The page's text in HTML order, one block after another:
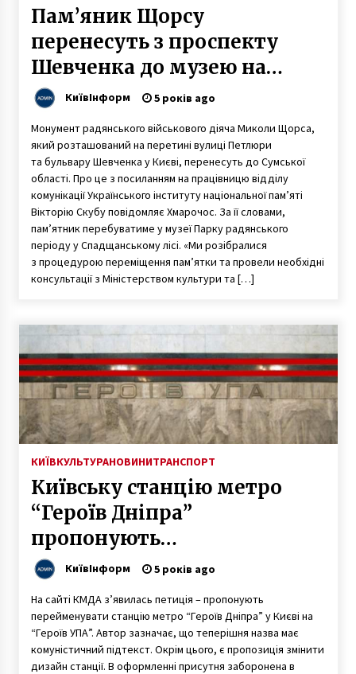
Пам’яник Щорсу
перенесуть з проспекту
Шевченка до музею на
Сумщині
КиївІнформ 5 років ago
Монумент радянського військового діяча Миколи Щорса,
який розташований на перетині вулиці Петлюри
та бульвару Шевченка у Києві, перенесуть до Сумської
області. Про це з посиланням на працівницю відділу
комунікації Українського інституту національної пам’яті
Вікторію Скубу повідомляє Хмарочос. За її словами,
пам’ятник перебуватиме у музеї Парку радянського
періоду у Спадщанському лісі. «Ми розібралися
з процедурою переміщення пам’ятки та провели необхідні
консультації з Міністерством культури та […]
КИЇВКУЛЬТУРАНОВИНИТРАНСПОРТ
Київську станцію метро
“Героїв Дніпра”
пропонують
перейменувати на “Героїв
УПА”
КиївІнформ 5 років ago
На сайті КМДА з’явилась петиція – пропонують
перейменувати станцію метро “Героїв Дніпра” у Києві на
“Героїв УПА”. Автор зазначає, що теперішня назва має
комуністичний підтекст. Окрім цього, є пропозиція змінити
дизайн станції. В оформленні присутня заборонена в